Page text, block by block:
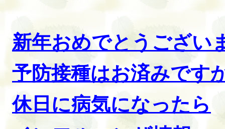
新年おめでとうござい
予防接種はお済みです
休日に病気になったら